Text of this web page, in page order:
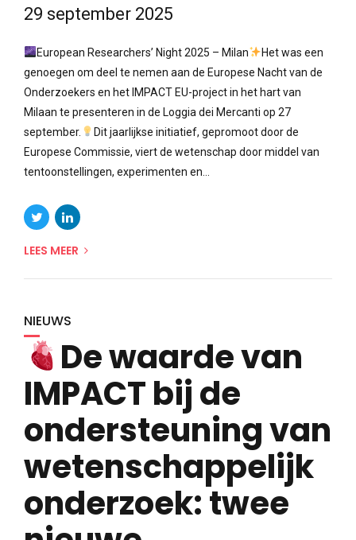
29 september 2025
European Researchers’ Night 2025 – Milan
Het was een
genoegen om deel te nemen aan de Europese Nacht van de
Onderzoekers en het IMPACT EU-project in het hart van
Milaan te presenteren in de Loggia dei Mercanti op 27
september.
Dit jaarlijkse initiatief, gepromoot door de
Europese Commissie, viert de wetenschap door middel van
tentoonstellingen, experimenten en...
LEES MEER
NIEUWS
De waarde van
IMPACT bij de
ondersteuning van
wetenschappelijk
onderzoek: twee